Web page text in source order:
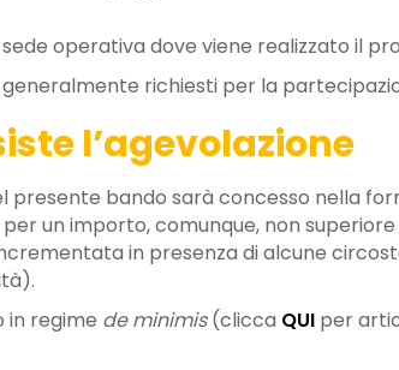
operativa dove viene realizzato il
richiesti per la
l’agevolazione
presente bando sarà concesso nella
un importo, comunque, non superiore
in presenza di alcune
in regime de minimis(clicca QUI per